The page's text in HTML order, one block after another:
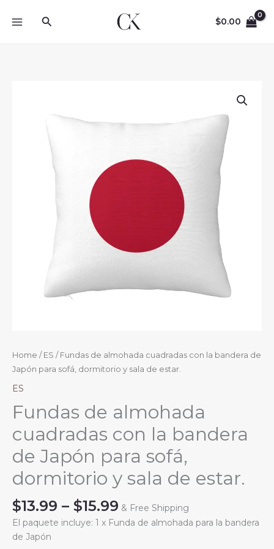
Search $0.00
Home / ES / Fundas de almohada cuadradas con la bandera de
Japón para sofá, dormitorio y sala de estar.
ES
Fundas de almohada
cuadradas con la bandera
de Japón para sofá,
dormitorio y sala de estar.
$13.99 – $15.99 Price
range:
& Free Shipping
El paquete incluye: 1 x Funda de almohada para la bandera
de Japón